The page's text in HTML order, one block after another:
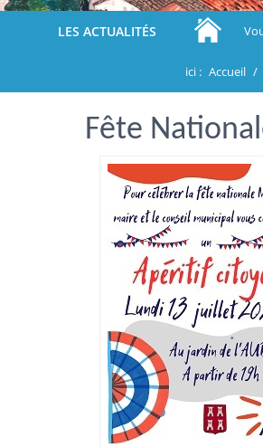
LES ACTUALITÉS
ici : Accueil /
Fête